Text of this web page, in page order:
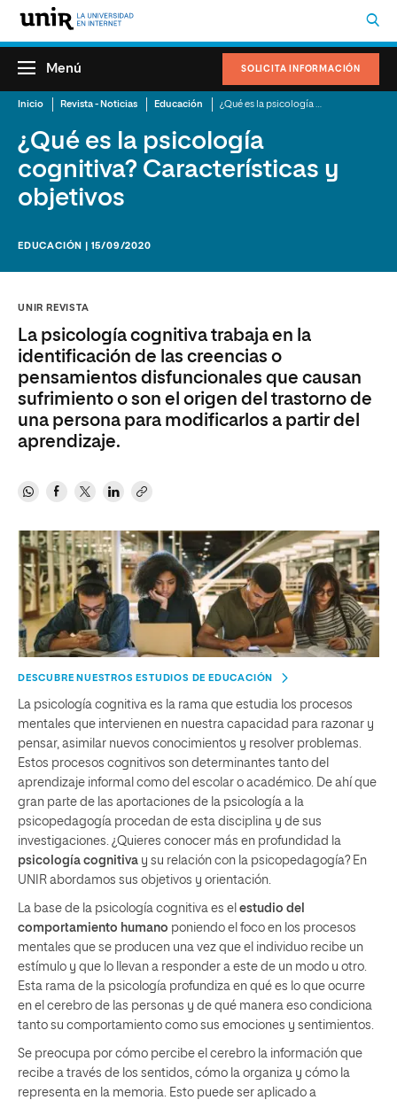
SOLICITA INFORMACIÓN
Menú
Inicio Revista - Noticias Educación
¿Qué es la psicología
cognitiva? Características y
objetivos
EDUCACIÓN | 15/09/2020
UNIR REVISTA
La psicología cognitiva trabaja en la
identificación de las creencias o
pensamientos disfuncionales que causan
sufrimiento o son el origen del trastorno de
una persona para modificarlos a partir del
aprendizaje.
DESCUBRE NUESTROS ESTUDIOS DE EDUCACIÓN
La psicología cognitiva es la rama que estudia los procesos
mentales que intervienen en nuestra capacidad para razonar y
pensar, asimilar nuevos conocimientos y resolver problemas.
Estos procesos cognitivos son determinantes tanto del
aprendizaje informal como del escolar o académico. De ahí que
gran parte de las aportaciones de la psicología a la
psicopedagogía procedan de esta disciplina y de sus
investigaciones. ¿Quieres conocer más en profundidad la
psicología cognitiva y su relación con la psicopedagogía? En
UNIR abordamos sus objetivos y orientación.
La base de la psicología cognitiva es el estudio del
comportamiento humano poniendo el foco en los procesos
mentales que se producen una vez que el individuo recibe un
estímulo y que lo llevan a responder a este de un modo u otro.
Esta rama de la psicología profundiza en qué es lo que ocurre
en el cerebro de las personas y de qué manera eso condiciona
tanto su comportamiento como sus emociones y sentimientos.
Se preocupa por cómo percibe el cerebro la información que
recibe a través de los sentidos, cómo la organiza y cómo la
representa en la memoria. Esto puede ser aplicado a